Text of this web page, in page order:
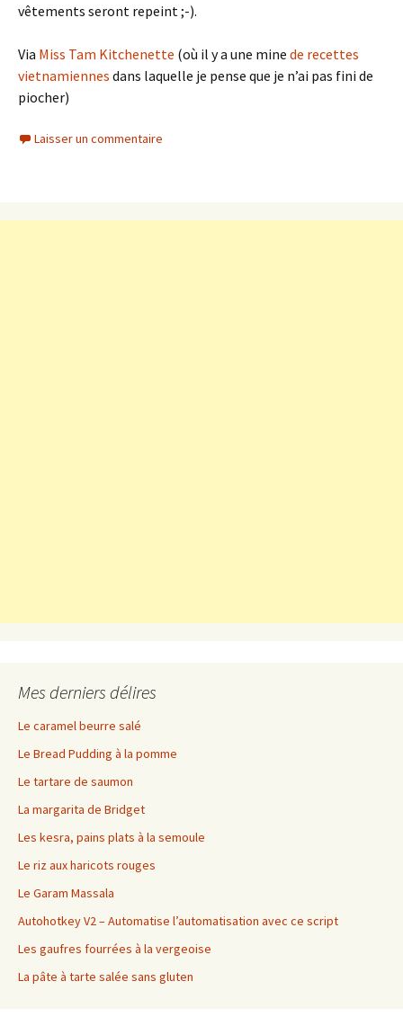
vêtements seront repeint ;-).
Via Miss Tam Kitchenette (où il y a une mine de recettes
vietnamiennes dans laquelle je pense que je n’ai pas fini de
piocher)
Laisser un commentaire
Mes derniers délires
Le caramel beurre salé
Le Bread Pudding à la pomme
Le tartare de saumon
La margarita de Bridget
Les kesra, pains plats à la semoule
Le riz aux haricots rouges
Le Garam Massala
Autohotkey V2 – Automatise l’automatisation avec ce script
Les gaufres fourrées à la vergeoise
La pâte à tarte salée sans gluten